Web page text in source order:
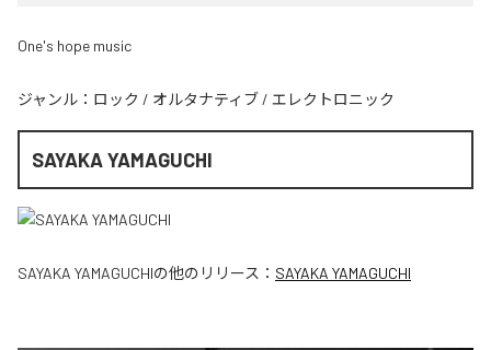
One's hope music
ジャンル： ロック / オルタナティブ / エレクトロニック
SAYAKA YAMAGUCHI
SAYAKA YAMAGUCHIの他のリリース： SAYAKA YAMAGUCHI